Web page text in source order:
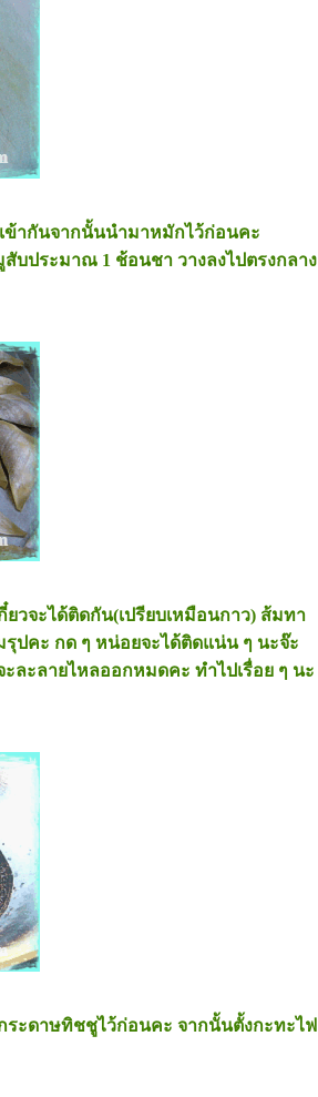
ข้ากันจากนั้นนำมาหมักไว้ก่อนคะ
บประมาณ 1 ช้อนชา วางลงไปตรงกลาง
ยวจะได้ติดกัน(เปรียบเหมือนกาว) ส้มทา
ปคะ กด ๆ หน่อยจะได้ติดแน่น ๆ นะจ๊ะ
ละลายไหลออกหมดคะ ทำไปเรื่อย ๆ นะ
ระดาษทิชชูไว้ก่อนคะ จากนั้นตั้งกะทะไฟ